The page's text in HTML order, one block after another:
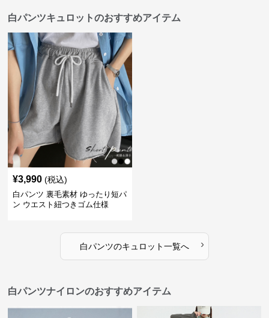
白パンツキュロットのおすすめアイテム
¥3,990 (税込)
白パンツ 裏毛素材 ゆったり短パ
ン ウエスト紐つきゴム仕様
白パンツのキュロット一覧へ ›
白パンツナイロンのおすすめアイテム